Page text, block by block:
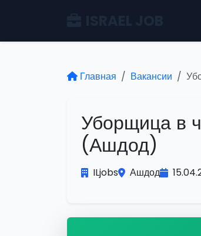
Главная Вакансии
Уборщица в
(Ашдод)
ILjobs Ашдод